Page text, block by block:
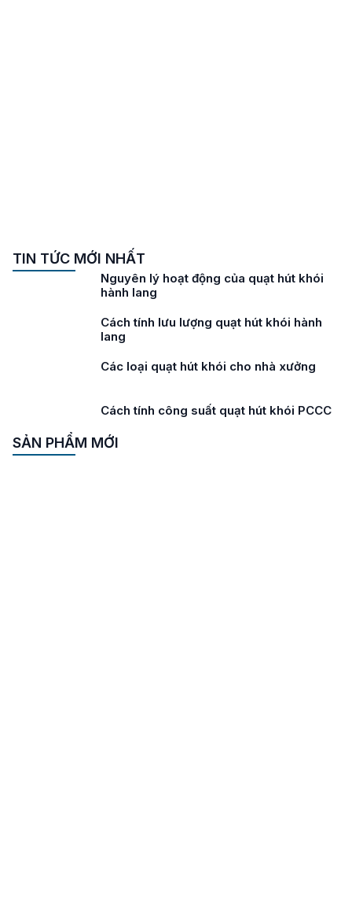
TIN TỨC MỚI NHẤT
Nguyên lý hoạt động của quạt hút khói
hành lang
Cách tính lưu lượng quạt hút khói hành
lang
Các loại quạt hút khói cho nhà xưởng
Cách tính công suất quạt hút khói PCCC
SẢN PHẨM MỚI